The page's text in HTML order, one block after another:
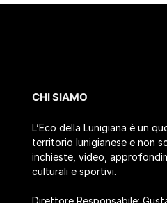
CHI SIAMO
L’Eco della Lunigiana è un
territorio lunigianese e non
inchieste, video,
culturali e sportivi.